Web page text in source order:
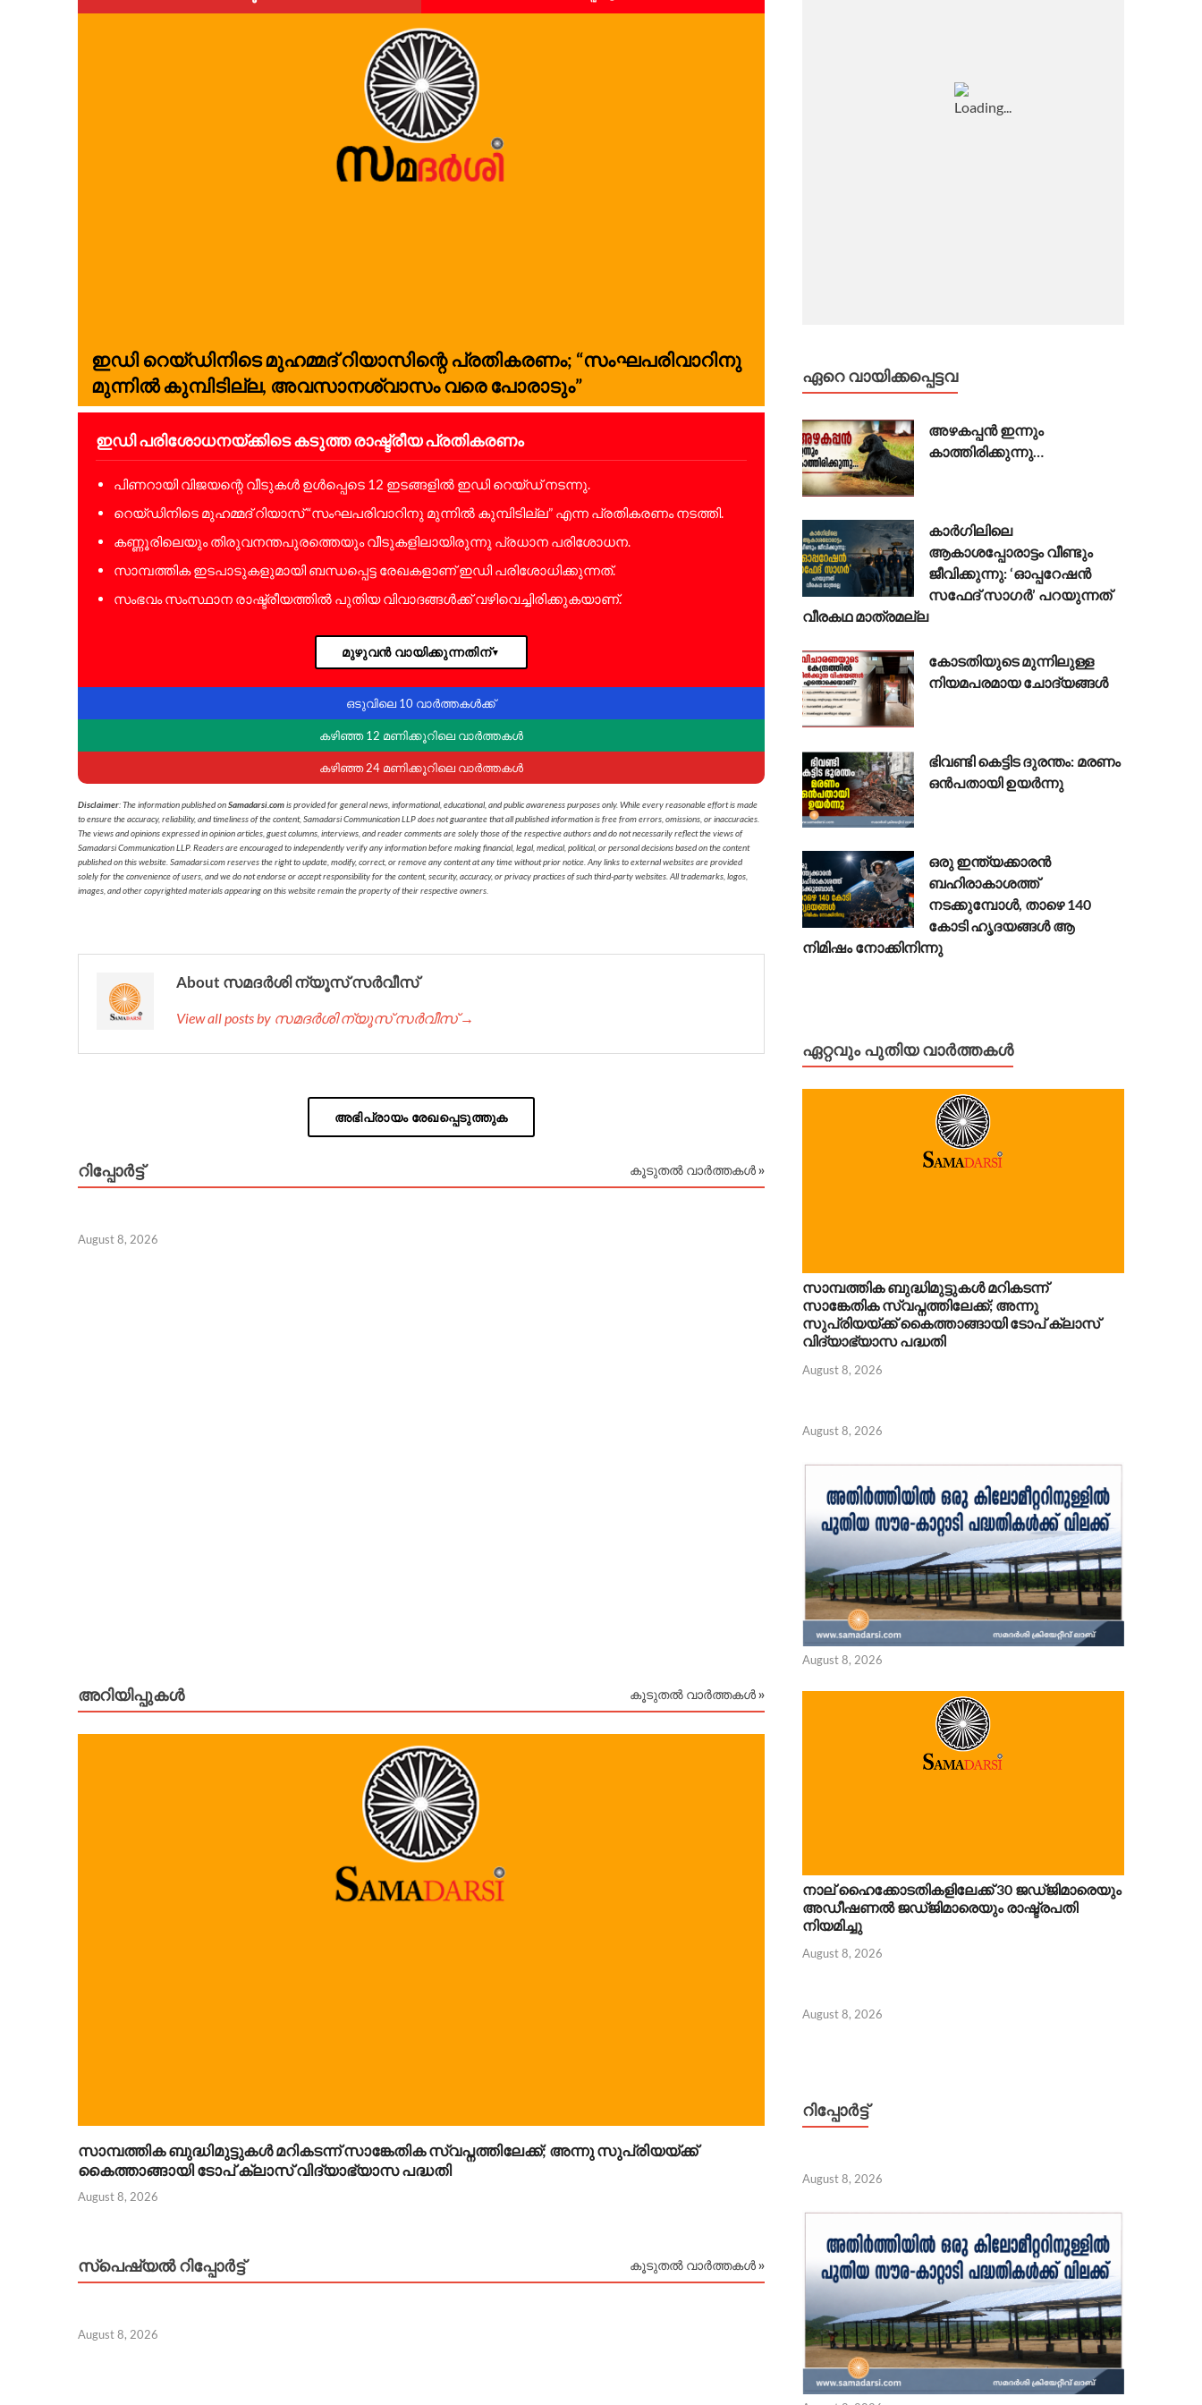
ഇഡി റെയ്ഡിനിടെ മുഹമ്മദ് റിയാസിന്റെ പ്രതികരണം; “സംഘപരിവാറിനു
മുന്നിൽ കുമ്പിടില്ല, അവസാനശ്വാസം വരെ പോരാടും”
ഇഡി പരിശോധനയ്ക്കിടെ കടുത്ത രാഷ്ട്രീയ പ്രതികരണം
പിണറായി വിജയന്റെ വീടുകൾ ഉൾപ്പെടെ 12 ഇടങ്ങളിൽ ഇഡി റെയ്ഡ് നടന്നു.
റെയ്ഡിനിടെ മുഹമ്മദ് റിയാസ് “സംഘപരിവാറിനു മുന്നിൽ കുമ്പിടില്ല” എന്ന പ്രതികരണം നടത്തി.
കണ്ണൂരിലെയും തിരുവനന്തപുരത്തെയും വീടുകളിലായിരുന്നു പ്രധാന പരിശോധന.
സാമ്പത്തിക ഇടപാടുകളുമായി ബന്ധപ്പെട്ട രേഖകളാണ് ഇഡി പരിശോധിക്കുന്നത്.
സംഭവം സംസ്ഥാന രാഷ്ട്രീയത്തിൽ പുതിയ വിവാദങ്ങൾക്ക് വഴിവെച്ചിരിക്കുകയാണ്.
മുഴുവൻ വായിക്കുന്നതിന്▼
ഒടുവിലെ 10 വാർത്തകൾക്ക്
കഴിഞ്ഞ 12 മണിക്കൂറിലെ വാർത്തകൾ
കഴിഞ്ഞ 24 മണിക്കൂറിലെ വാർത്തകൾ
Disclaimer: The information published onSamadarsi.comis provided for general news, informational, educational, and public awareness purposes only. While every reasonable effort is made
to ensure the accuracy, reliability, and timeliness of the content, Samadarsi Communication LLP does not guarantee that all published information is free from errors, omissions, or inaccuracies.
The views and opinions expressed in opinion articles, guest columns, interviews, and reader comments are solely those of the respective authors and do not necessarily reflect the views of
Samadarsi Communication LLP. Readers are encouraged to independently verify any information before making financial, legal, medical, political, or personal decisions based on the content
published on this website. Samadarsi.com reserves the right to update, modify, correct, or remove any content at any time without prior notice. Any links to external websites are provided
solely for the convenience of users, and we do not endorse or accept responsibility for the content, security, accuracy, or privacy practices of such third-party websites. All trademarks, logos,
images, and other copyrighted materials appearing on this website remain the property of their respective owners.
About സമദർശി ന്യൂസ് സർവീസ്
View all posts by സമദർശി ന്യൂസ് സർവീസ് →
അഭിപ്രായം രേഖപ്പെടുത്തുക
റിപ്പോര്‍ട്ട് കൂടുതൽ വാർത്തകൾ »
August 8, 2026
August 8, 2026
അറിയിപ്പുകള്‍ കൂടുതൽ വാർത്തകൾ »
സാമ്പത്തിക ബുദ്ധിമുട്ടുകൾ മറികടന്ന് സാങ്കേതിക സ്വപ്നത്തിലേക്ക്; അന്നു സുപ്രിയയ്ക്ക്
കൈത്താങ്ങായി ടോപ് ക്ലാസ് വിദ്യാഭ്യാസ പദ്ധതി
August 8, 2026
സ്പെഷ്യൽ റിപ്പോര്‍ട്ട് കൂടുതൽ വാർത്തകൾ »
August 8, 2026 August 7, 2026
ഏറെ വായിക്കപ്പെട്ടവ
അഴകപ്പൻ ഇന്നും
കാത്തിരിക്കുന്നു…
കാർഗിലിലെ
ആകാശപ്പോരാട്ടം വീണ്ടും
ജീവിക്കുന്നു: ‘ഓപ്പറേഷൻ
സഫേദ് സാഗർ’ പറയുന്നത്
വീരകഥ മാത്രമല്ല
കോടതിയുടെ മുന്നിലുള്ള
നിയമപരമായ ചോദ്യങ്ങൾ
ഭിവണ്ടി കെട്ടിട ദുരന്തം: മരണം
ഒൻപതായി ഉയർന്നു
ഒരു ഇന്ത്യക്കാരൻ
ബഹിരാകാശത്ത്
നടക്കുമ്പോൾ, താഴെ 140
കോടി ഹൃദയങ്ങൾ ആ
നിമിഷം നോക്കിനിന്നു
ഏറ്റവും പുതിയ വാർത്തകൾ
സാമ്പത്തിക ബുദ്ധിമുട്ടുകൾ മറികടന്ന്
സാങ്കേതിക സ്വപ്നത്തിലേക്ക്; അന്നു
സുപ്രിയയ്ക്ക് കൈത്താങ്ങായി ടോപ് ക്ലാസ്
വിദ്യാഭ്യാസ പദ്ധതി
August 8, 2026
August 8, 2026
August 8, 2026
നാല് ഹൈക്കോടതികളിലേക്ക് 30 ജഡ്ജിമാരെയും
അഡീഷണൽ ജഡ്ജിമാരെയും രാഷ്ട്രപതി
നിയമിച്ചു
August 8, 2026
August 8, 2026
റിപ്പോര്‍ട്ട്
August 8, 2026